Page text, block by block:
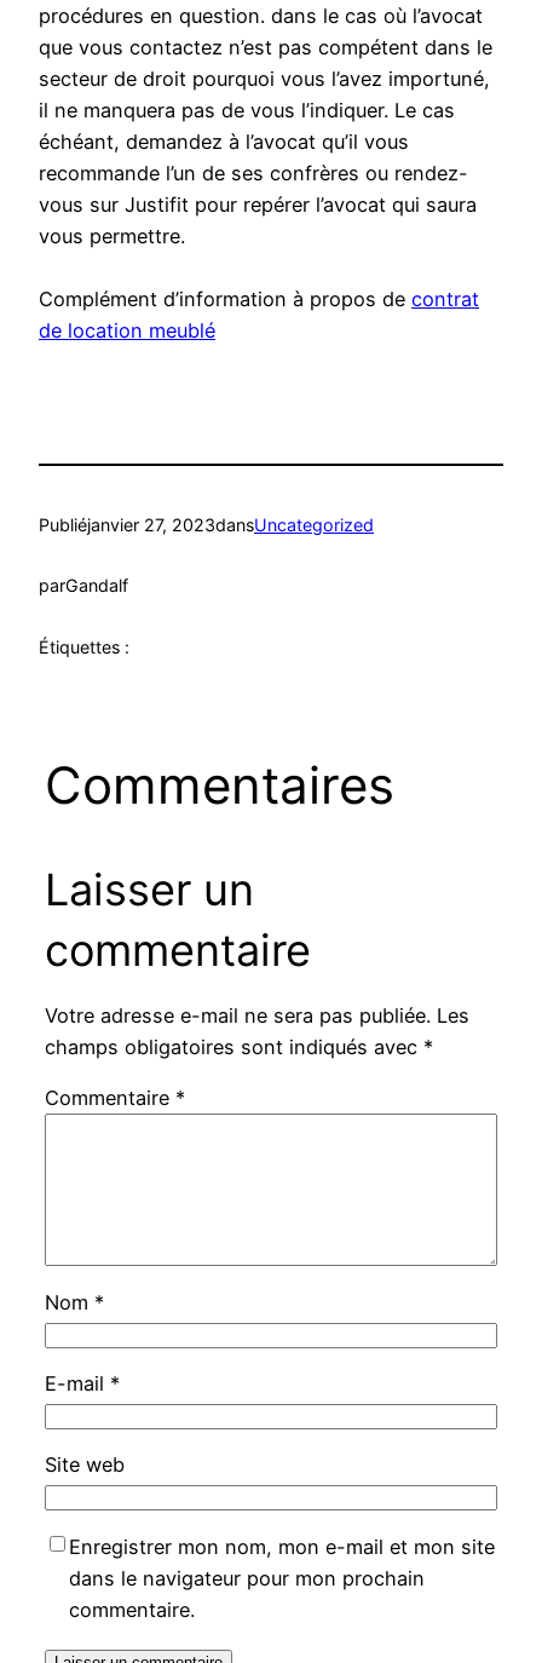
procédures en question. dans le cas où l’avocat
que vous contactez n’est pas compétent dans le
secteur de droit pourquoi vous l’avez importuné,
il ne manquera pas de vous l’indiquer. Le cas
échéant, demandez à l’avocat qu’il vous
recommande l’un de ses confrères ou rendez-
vous sur Justifit pour repérer l’avocat qui saura
vous permettre.
Complément d’information à propos de contrat
de location meublé
Publiéjanvier 27, 2023dansUncategorized
parGandalf
Étiquettes :
Commentaires
Laisser un
commentaire
Votre adresse e-mail ne sera pas publiée. Les
champs obligatoires sont indiqués avec *
Commentaire *
Nom *
E-mail *
Site web
Enregistrer mon nom, mon e-mail et mon site
dans le navigateur pour mon prochain
commentaire.